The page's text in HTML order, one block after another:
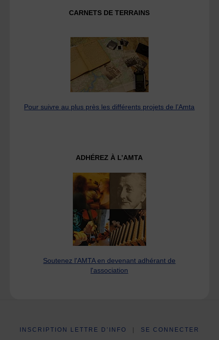
CARNETS DE TERRAINS
Pour suivre au plus près les différents projets de l’Amta
ADHÉREZ À L’AMTA
Soutenez l'AMTA en devenant adhérant de
l'association
INSCRIPTION LETTRE D’INFO SE CONNECTER